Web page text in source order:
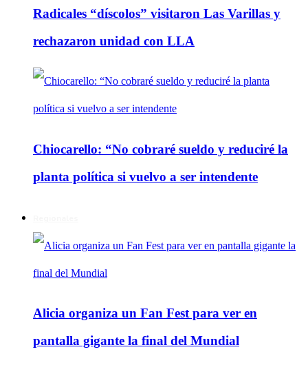
Radicales “díscolos” visitaron Las Varillas y
rechazaron unidad con LLA
Chiocarello: “No cobraré sueldo y reduciré la
planta política si vuelvo a ser intendente
Alicia organiza un Fan Fest para ver en
pantalla gigante la final del Mundial